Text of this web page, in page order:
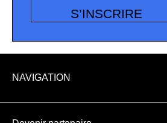
S’INSCRIRE
NAVIGATION